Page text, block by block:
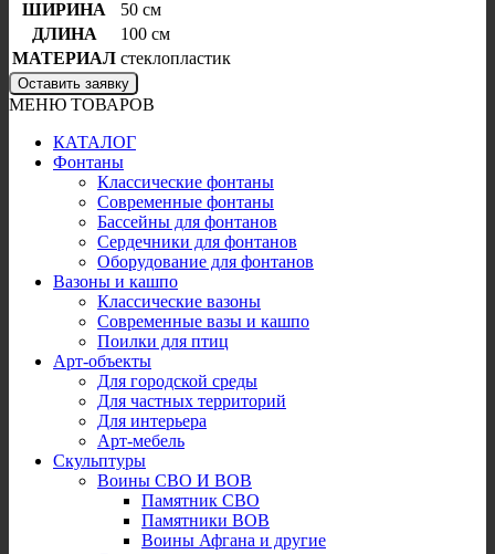
ШИРИНА
50 см
ДЛИНА
100 см
МАТЕРИАЛ стеклопластик
Оставить заявку
МЕНЮ ТОВАРОВ
КАТАЛОГ
Фонтаны
Классические фонтаны
Современные фонтаны
Бассейны для фонтанов
Сердечники для фонтанов
Оборудование для фонтанов
Вазоны и кашпо
Классические вазоны
Современные вазы и кашпо
Поилки для птиц
Арт-объекты
Для городской среды
Для частных территорий
Для интерьера
Арт-мебель
Скульптуры
Воины СВО И ВОВ
Памятник СВО
Памятники ВОВ
Воины Афгана и другие